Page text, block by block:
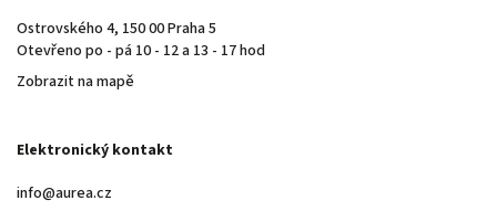
Ostrovského 4, 150 00 Praha 5
Otevřeno po - pá 10 - 12 a 13 - 17 hod
Zobrazit na mapě
Elektronický kontakt
info@aurea.cz